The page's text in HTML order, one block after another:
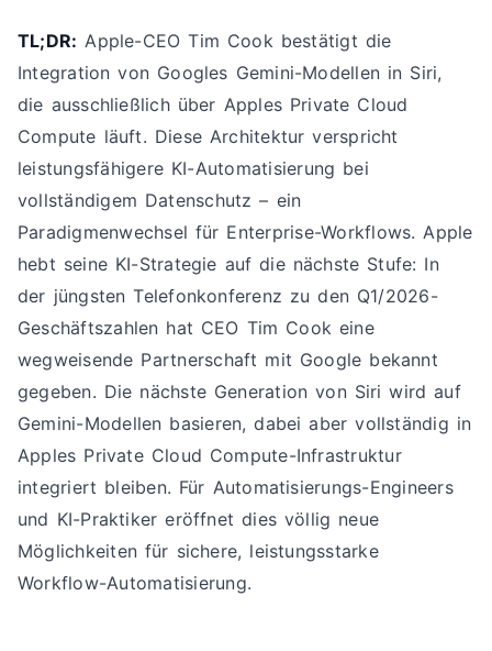
TL;DR: Apple-CEO Tim Cook bestätigt die
Integration von Googles Gemini-Modellen in Siri,
die ausschließlich über Apples Private Cloud
Compute läuft. Diese Architektur verspricht
leistungsfähigere KI-Automatisierung bei
vollständigem Datenschutz – ein
Paradigmenwechsel für Enterprise-Workflows. Apple
hebt seine KI-Strategie auf die nächste Stufe: In
der jüngsten Telefonkonferenz zu den Q1/2026-
Geschäftszahlen hat CEO Tim Cook eine
wegweisende Partnerschaft mit Google bekannt
gegeben. Die nächste Generation von Siri wird auf
Gemini-Modellen basieren, dabei aber vollständig in
Apples Private Cloud Compute-Infrastruktur
integriert bleiben. Für Automatisierungs-Engineers
und KI-Praktiker eröffnet dies völlig neue
Möglichkeiten für sichere, leistungsstarke
Workflow-Automatisierung.